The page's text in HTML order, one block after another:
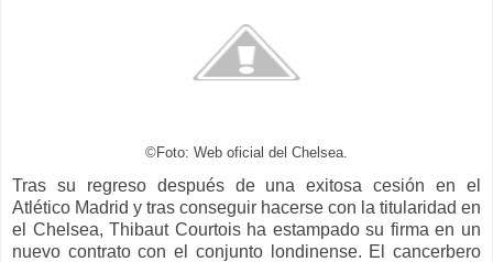
©Foto: Web oficial del Chelsea.
Tras su regreso después de una exitosa cesión en el
Atlético Madrid y tras conseguir hacerse con la titularidad en
el Chelsea, Thibaut Courtois ha estampado su firma en un
nuevo contrato con el conjunto londinense. El cancerbero